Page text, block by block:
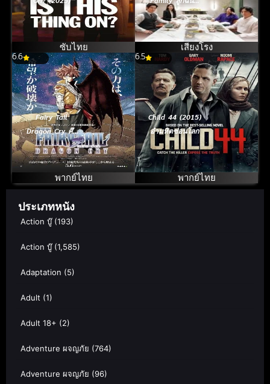
ซับไทย
เป็นคนดี (2024)
เสียงโรง
6.6
Fairy Tail
Dragon Cry ศึก
จอมเวท พันธุ์
มังกร (Gekijôban)
พากย์ไทย
6.5
Child 44 (2015)
อำมหิตซ่อนโลก
พากย์ไทย
ประเภทหนัง
Action บู๊(193)
Action บู๊(1,585)
Adaptation (5)
Adult (1)
Adult 18+ (2)
Adventure ผจญภัย (764)
Adventure ผจญภัย (96)